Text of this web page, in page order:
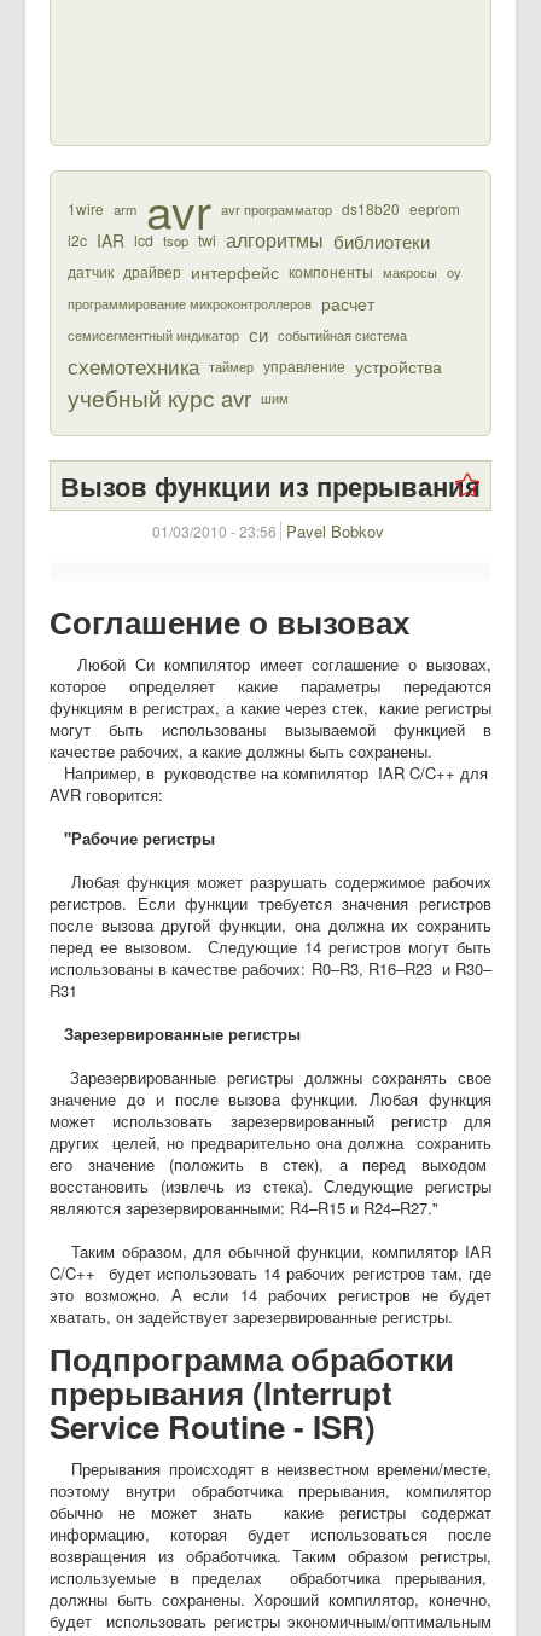
1wire arm avr avr программатор ds18b20 eeprom
i2c IAR lcd tsop twi алгоритмы библиотеки
датчик драйвер интерфейс компоненты макросы оу
программирование микроконтроллеров расчет
семисегментный индикатор си событийная система
схемотехника таймер управление устройства
учебный курс avr шим
Вызов функции из прерывания
01/03/2010 - 23:56 Pavel Bobkov
Соглашение о вызовах
Любой Си компилятор имеет соглашение о вызовах,
которое определяет какие параметры передаются
функциям в регистрах, а какие через стек, какие регистры
могут быть использованы вызываемой функцией в
качестве рабочих, а какие должны быть сохранены.
Например, в руководстве на компилятор IAR C/C++ для
AVR говорится:
"Рабочие регистры
Любая функция может разрушать содержимое рабочих
регистров. Если функции требуется значения регистров
после вызова другой функции, она должна их сохранить
перед ее вызовом. Следующие 14 регистров могут быть
использованы в качестве рабочих: R0–R3, R16–R23 и R30–
R31
Зарезервированные регистры
Зарезервированные регистры должны сохранять свое
значение до и после вызова функции. Любая функция
может использовать зарезервированный регистр для
других целей, но предварительно она должна сохранить
его значение (положить в стек), а перед выходом
восстановить (извлечь из стека). Следующие регистры
являются зарезервированными: R4–R15 и R24–R27."
Таким образом, для обычной функции, компилятор IAR
C/C++ будет использовать 14 рабочих регистров там, где
это возможно. А если 14 рабочих регистров не будет
хватать, он задействует зарезервированные регистры.
Подпрограмма обработки
прерывания (Interrupt
Service Routine - ISR)
Прерывания происходят в неизвестном времени/месте,
поэтому внутри обработчика прерывания, компилятор
обычно не может знать какие регистры содержат
информацию, которая будет использоваться после
возвращения из обработчика. Таким образом регистры,
используемые в пределах обработчика прерывания,
должны быть сохранены. Хороший компилятор, конечно,
будет использовать регистры экономичным/оптимальным